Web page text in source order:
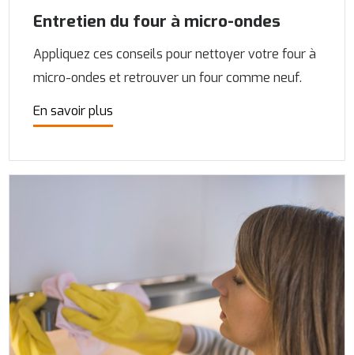
Entretien du four à micro-ondes
Appliquez ces conseils pour nettoyer votre four à
micro-ondes et retrouver un four comme neuf.
En savoir plus